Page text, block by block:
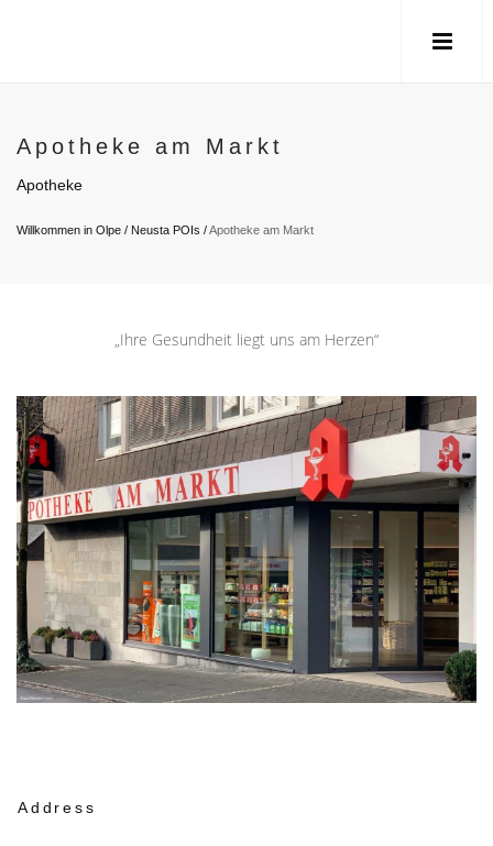
Apotheke am Markt
Apotheke
Willkommen in Olpe / Neusta POIs /Apotheke am Markt
„Ihre Gesundheit liegt uns am Herzen“
Address